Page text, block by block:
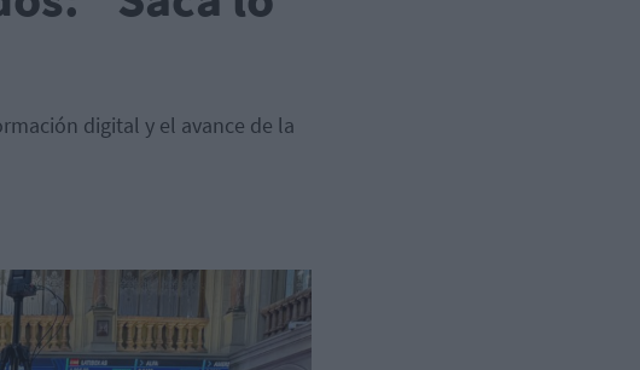
digital y el avance de la